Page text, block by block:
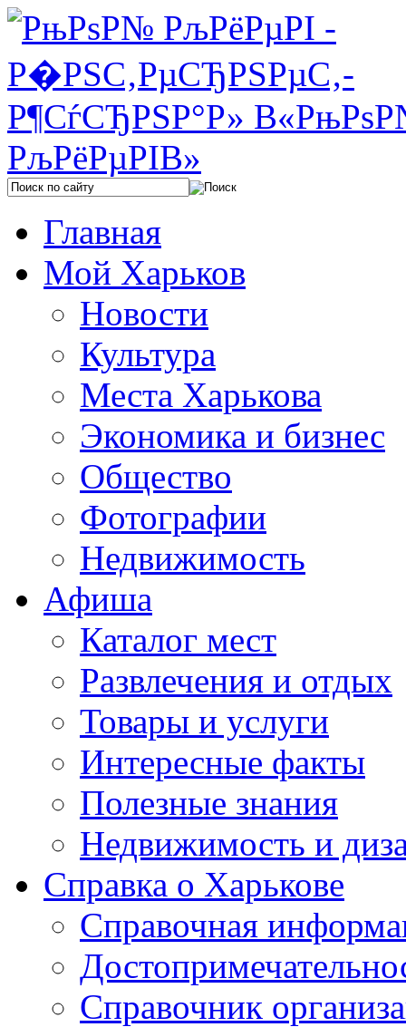
Главная
Мой Харьков
Новости
Культура
Места Харькова
Экономика и бизнес
Общество
Фотографии
Недвижимость
Афиша
Каталог мест
Развлечения и отдых
Товары и услуги
Интересные факты
Полезные знания
Недвижимость и
Справка о Харькове
Справочная
Справочник